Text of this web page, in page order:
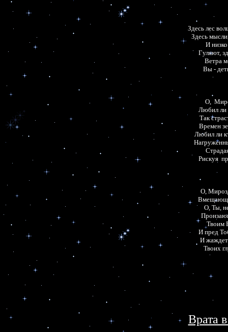
Здесь лес
Здесь
И
Гуляют,
Ветра
Вы -
О,
Любил ли
Так
Времен
Любил ли
Рискуя
О,
О, Ты,
Твоим
И пред
И
Твоих
Врата